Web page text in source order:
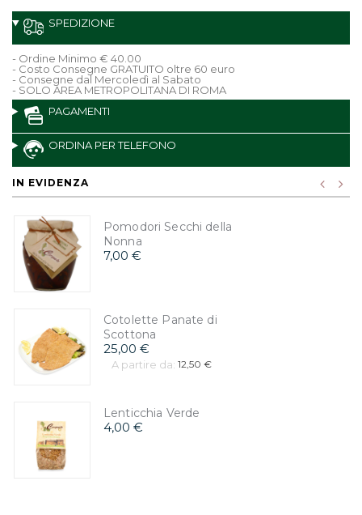
SPEDIZIONE
- Ordine Minimo € 40.00
- Costo Consegne GRATUITO oltre 60 euro
- Consegne dal Mercoledì al Sabato
- SOLO AREA METROPOLITANA DI ROMA
PAGAMENTI
ORDINA PER TELEFONO
IN EVIDENZA
Pomodori Secchi della
Nonna
7,00 €
Cotolette Panate di
Scottona
25,00 €
A partire da: 12,50 €
Lenticchia Verde
4,00 €